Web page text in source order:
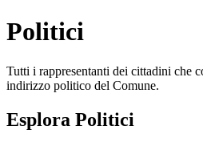
Politici
Tutti i rappresentanti dei cittadini che
indirizzo politico del Comune.
Esplora Politici